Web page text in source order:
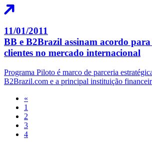
11/01/2011
BB e B2Brazil assinam acordo
clientes no mercado internacional
Programa Piloto é marco de parceria
B2Brazil.com e a principal instituição
«
1
2
3
4